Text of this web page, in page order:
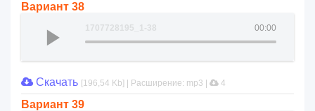
Вариант 38
00:00
1707728195_1-38
Скачать [196,54 Kb] | Расширение: mp3 | 4
Вариант 39